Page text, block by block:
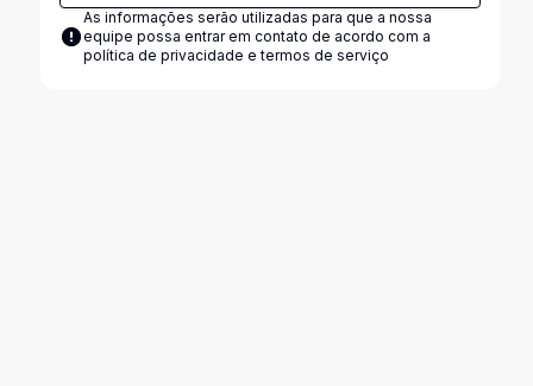
As informações serão utilizadas para que a nossa
equipe possa entrar em contato de acordo com a
política de privacidade e termos de serviço